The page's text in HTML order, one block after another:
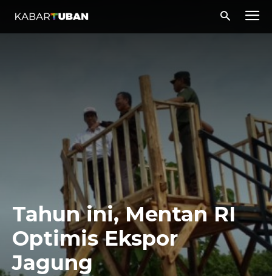
Tahun ini, Mentan RI
Optimis Ekspor
Jagung